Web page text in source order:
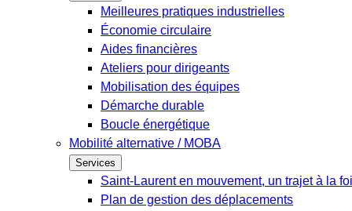
Meilleures pratiques industrielles
Économie circulaire
Aides financières
Ateliers pour dirigeants
Mobilisation des équipes
Démarche durable
Boucle énergétique
Mobilité alternative / MOBA
Services
Saint-Laurent en mouvement, un trajet à la
Plan de gestion des déplacements